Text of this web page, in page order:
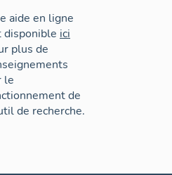
aide en ligne
disponible ici
plus de
le
de
de recherche.